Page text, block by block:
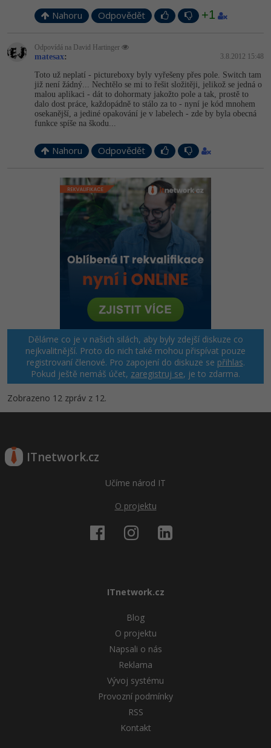
Nahoru Odpovědět +1
Odpovídá na David Hartinger
matesax: 3.8.2012 15:48
Toto už neplatí - pictureboxy byly vyřešeny přes pole. Switch tam
již není žádný... Nechtělo se mi to řešit složitěji, jelikož se jedná o
malou aplikaci - dát to dohormaty jakožto pole a tak, prostě to
dalo dost práce, každopádně to stálo za to - nyní je kód mnohem
osekanější, a jediné opakování je v labelech - zde by byla obecná
funkce spíše na škodu...
Nahoru Odpovědět
Děláme co je v našich silách, aby byly zdejší diskuze co
nejkvalitnější. Proto do nich také mohou přispívat pouze
registrovaní členové. Pro zapojení do diskuze se přihlas.
Pokud ještě nemáš účet, zaregistruj se, je to zdarma.
Zobrazeno 12 zpráv z 12.
ITnetwork.cz
Učíme národ IT
O projektu
ITnetwork.cz
Blog
O projektu
Napsali o nás
Reklama
Vývoj systému
Provozní podmínky
RSS
Kontakt